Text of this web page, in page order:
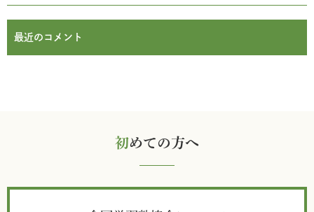
最近のコメント
初めての方へ